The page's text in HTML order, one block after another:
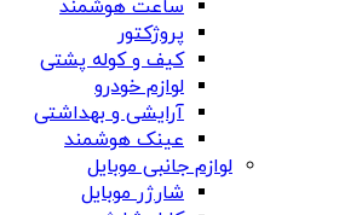
ساعت هوشمند
پروژکتور
کیف و کوله پشتی
لوازم خودرو
آرایشی و بهداشتی
عینک هوشمند
لوازم جانبی موبایل
شارژر موبایل